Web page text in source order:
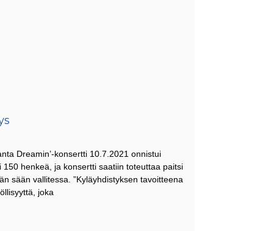
Dreamin’-konsertti 10.7.2021 onnistui
henkeä, ja konsertti saatiin toteuttaa paitsi
sään vallitessa. ”Kyläyhdistyksen tavoitteena
joka